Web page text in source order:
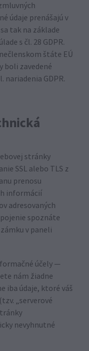
údaje prenášajú v
tak na základe
s čl. 28 GDPR.
štáte EÚ
boli zavedené
nariadenia GDPR.
stránky
SSL alebo TLS z
prenosu
informácií
adresovaných
spoznáte
v paneli
účely —
nám žiadne
iba údaje, ktoré váš
„serverové
nevyhnutné